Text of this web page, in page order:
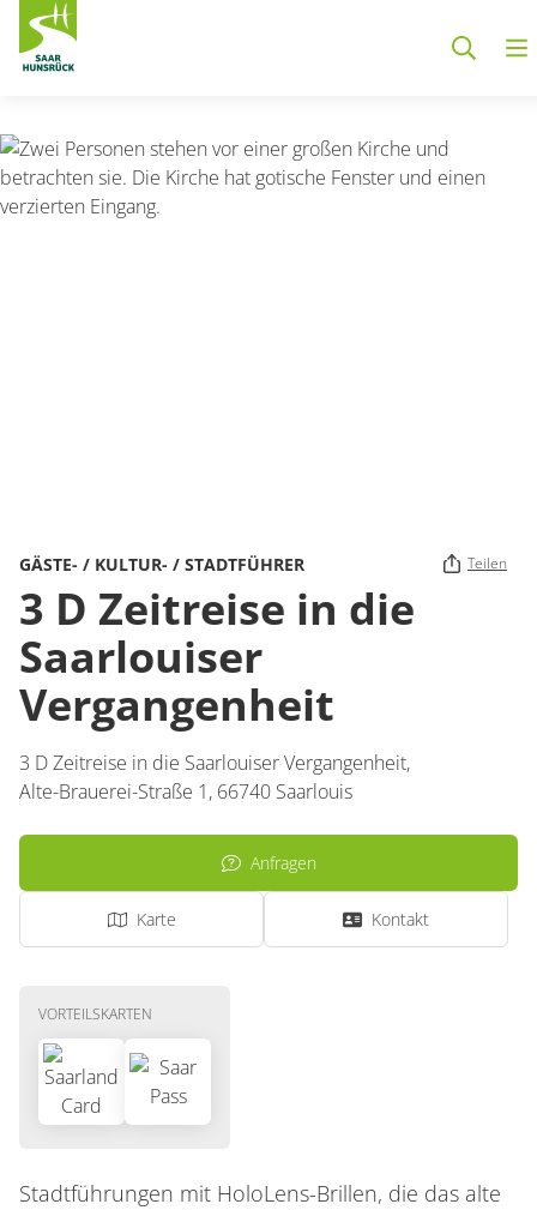
GÄSTE- / KULTUR- / STADTFÜHRER Teilen
3 D Zeitreise in die
Saarlouiser
Vergangenheit
3 D Zeitreise in die Saarlouiser Vergangenheit,
Alte-Brauerei-Straße 1, 66740 Saarlouis
Anfragen
Karte Kontakt
VORTEILSKARTEN
Stadtführungen mit HoloLens-Brillen, die das alte